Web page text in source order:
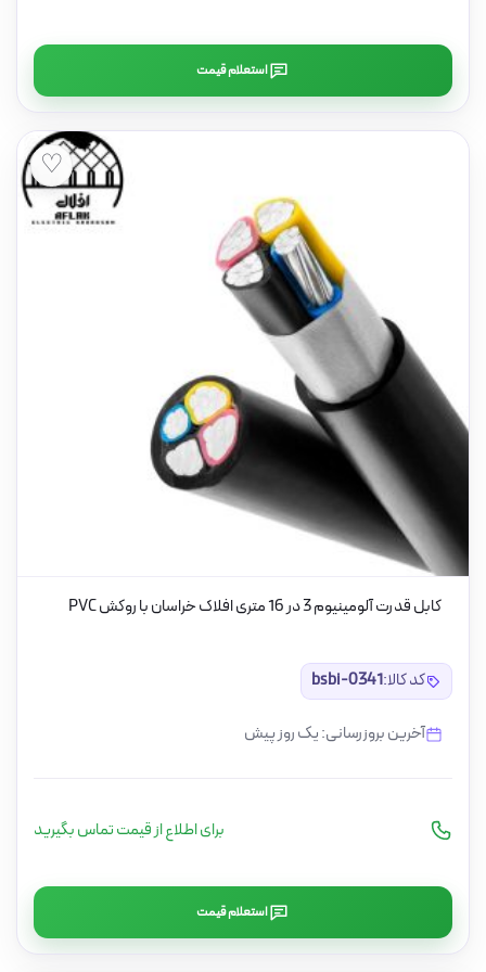
استعلام قیمت
♡
کابل قدرت آلومینیوم 3 در 16 متری افلاک خراسان با روکش PVC
کد کالا:bsbi-0341
آخرین بروزرسانی: یک روز پیش
برای اطلاع از قیمت تماس بگیرید
استعلام قیمت